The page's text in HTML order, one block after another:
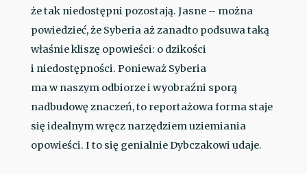
że tak niedostępni pozostają. Jasne – można
powiedzieć, że Syberia aż zanadto podsuwa taką
właśnie kliszę opowieści: o dzikości
i niedostępności. Ponieważ Syberia
ma w naszym odbiorze i wyobraźni sporą
nadbudowę znaczeń, to reportażowa forma staje
się idealnym wręcz narzędziem uziemiania
opowieści. I to się genialnie Dybczakowi udaje.